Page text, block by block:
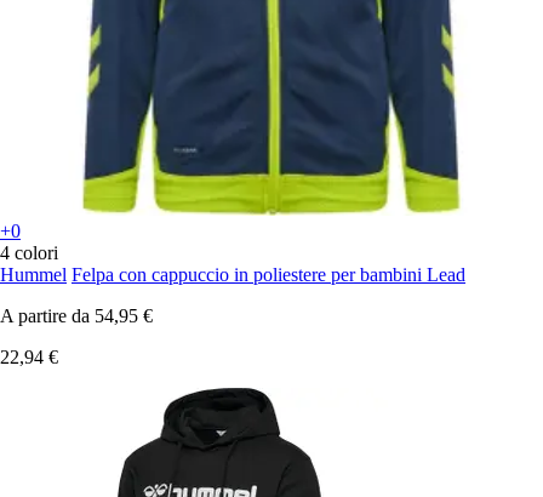
+0
4 colori
Hummel Felpa con cappuccio in poliestere per bambini Lead
A partire da 54,95 €
22,94 €